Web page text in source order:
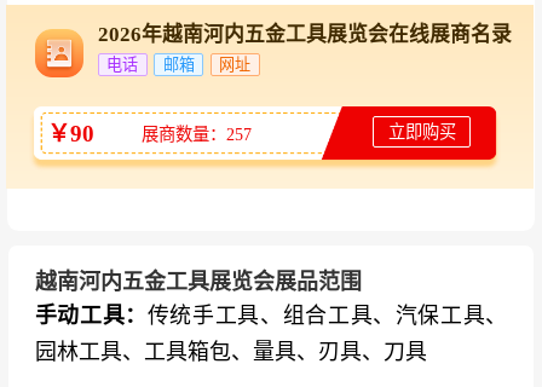
2026年越南河内五金工具展览会在线展商名录
电话 邮箱 网址
￥90 展商数量：257 立即购买
越南河内五金工具展览会展品范围
手动工具： 传统手工具、组合工具、汽保工具、
园林工具、工具箱包、量具、刃具、刀具